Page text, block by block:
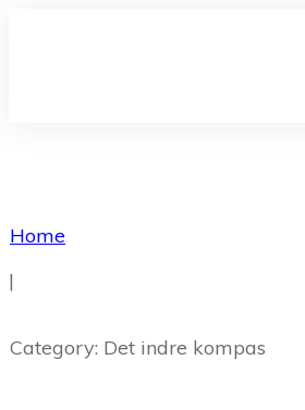
Home
|
Category: Det indre kompas